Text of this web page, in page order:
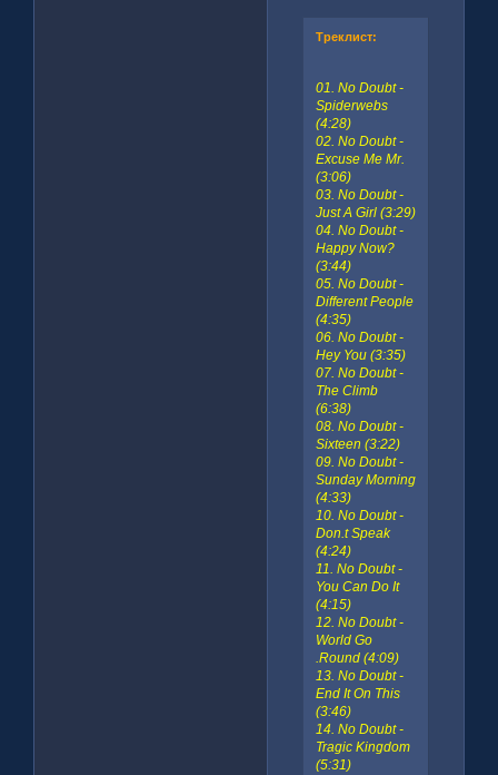
Треклист:
01. No Doubt -
Spiderwebs
(4:28)
02. No Doubt -
Excuse Me Mr.
(3:06)
03. No Doubt -
Just A Girl (3:29)
04. No Doubt -
Happy Now?
(3:44)
05. No Doubt -
Different People
(4:35)
06. No Doubt -
Hey You (3:35)
07. No Doubt -
The Climb
(6:38)
08. No Doubt -
Sixteen (3:22)
09. No Doubt -
Sunday Morning
(4:33)
10. No Doubt -
Don.t Speak
(4:24)
11. No Doubt -
You Can Do It
(4:15)
12. No Doubt -
World Go
.Round (4:09)
13. No Doubt -
End It On This
(3:46)
14. No Doubt -
Tragic Kingdom
(5:31)